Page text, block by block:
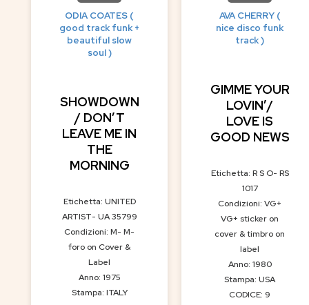
ODIA COATES (
good track funk +
beautiful slow
soul )
SHOWDOWN
/ DON’T
LEAVE ME IN
THE
MORNING
Etichetta: UNITED
ARTIST- UA 35799
Condizioni: M- M-
foro on Cover &
Label
Anno: 1975
Stampa: ITALY
AVA CHERRY (
nice disco funk
track )
GIMME YOUR
LOVIN’/
LOVE IS
GOOD NEWS
Etichetta: R S O- RS
1017
Condizioni: VG+
VG+ sticker on
cover & timbro on
label
Anno: 1980
Stampa: USA
CODICE: 9